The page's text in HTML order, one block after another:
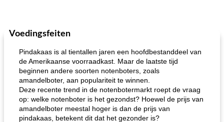
Voedingsfeiten
Pindakaas is al tientallen jaren een hoofdbestanddeel van
de Amerikaanse voorraadkast. Maar de laatste tijd
beginnen andere soorten notenboters, zoals
amandelboter, aan populariteit te winnen.
Deze recente trend in de notenbotermarkt roept de vraag
op: welke notenboter is het gezondst? Hoewel de prijs van
amandelboter meestal hoger is dan de prijs van
pindakaas, betekent dit dat het gezonder is?